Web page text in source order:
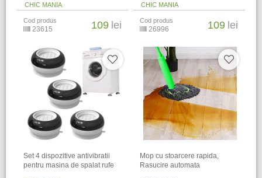
CHIC MANIA
Cod produs
23615 109 lei
CHIC MANIA
Cod produs
26996 109 lei
Set 4 dispozitive antivibratii
pentru masina de spalat rufe
Mop cu stoarcere rapida,
Rasucire automata